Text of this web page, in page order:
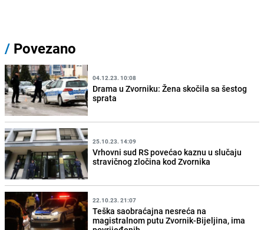
/ Povezano
04.12.23. 10:08
Drama u Zvorniku: Žena skočila sa šestog
sprata
25.10.23. 14:09
Vrhovni sud RS povećao kaznu u slučaju
stravičnog zločina kod Zvornika
22.10.23. 21:07
Teška saobraćajna nesreća na
magistralnom putu Zvornik-Bijeljina, ima